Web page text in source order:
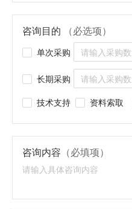
咨询目的 （必选项）
单次采购
长期采购
技术支持
资料索取
咨询内容 （必填项）